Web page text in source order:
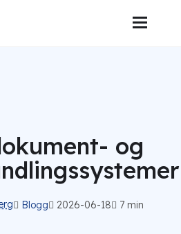
og
Blogg 2026-06-18 7 min